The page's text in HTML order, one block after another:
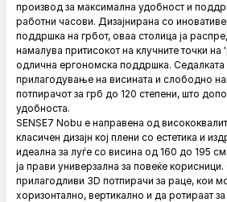
производ за максимална удобност и
работни часови. Дизајнирана со
поддршка на грбот, оваа столица ја
намалува притисокот на клучните точки
одлична ергономска поддршка.
прилагодување на висината и слободно
потпирачот за грб до 120 степени, што
удобноста.
SENSE7 Nobu е направена од
класичен дизајн кој плени со естетика и
идеална за луѓе со висина од 160 до 195
ја прави универзална за повеќе
прилагодливи 3D потпирачи за раце, кои
хоризонтално, вертикално и да ротираат